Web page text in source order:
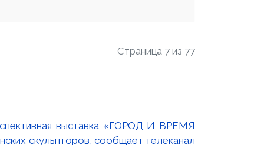
Страница 7 из 77